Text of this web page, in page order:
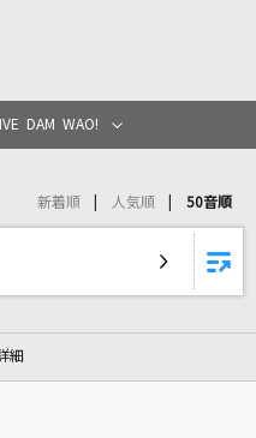
エスト
LIVE DAM WAO!
新着順 人気順 50音順
細